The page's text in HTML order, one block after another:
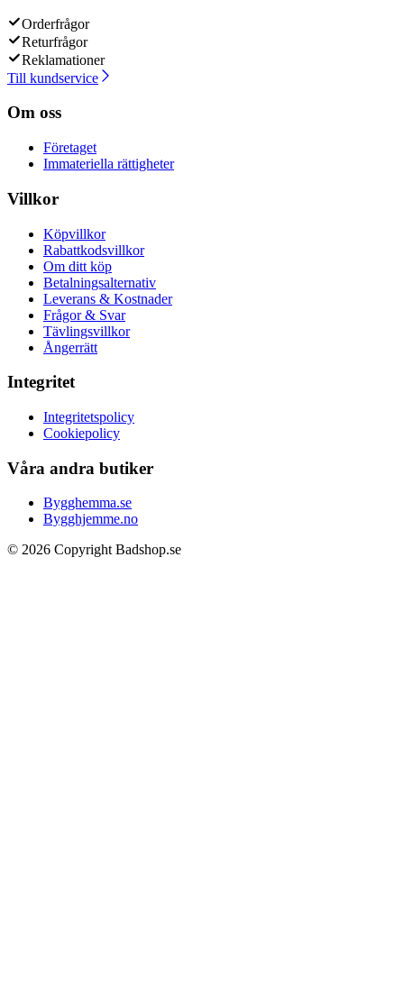
Orderfrågor
Returfrågor
Reklamationer
Till kundservice
Om oss
Företaget
Immateriella rättigheter
Villkor
Köpvillkor
Rabattkodsvillkor
Om ditt köp
Betalningsalternativ
Leverans & Kostnader
Frågor & Svar
Tävlingsvillkor
Ångerrätt
Integritet
Integritetspolicy
Cookiepolicy
Våra andra butiker
Bygghemma.se
Bygghjemme.no
© 2026 Copyright Badshop.se